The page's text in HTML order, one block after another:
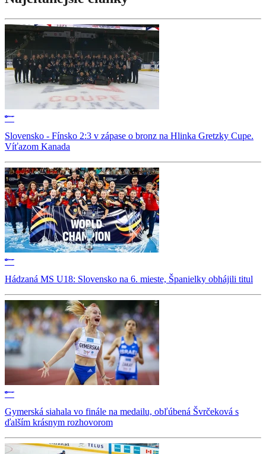
Slovensko - Fínsko 2:3 v zápase o bronz na Hlinka Gretzky Cupe.
Víťazom Kanada
Hádzaná MS U18: Slovensko na 6. mieste, Španielky obhájili titul
Gymerská siahala vo finále na medailu, obľúbená Švrčeková s
ďalším krásnym rozhovorom